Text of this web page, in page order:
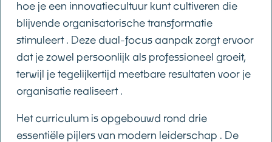
hoe je een innovatiecultuur kunt cultiveren die
blijvende organisatorische transformatie
stimuleert . Deze dual-focus aanpak zorgt ervoor
dat je zowel persoonlijk als professioneel groeit,
terwijl je tegelijkertijd meetbare resultaten voor je
organisatie realiseert .
Het curriculum is opgebouwd rond drie
essentiële pijlers van modern leiderschap . De